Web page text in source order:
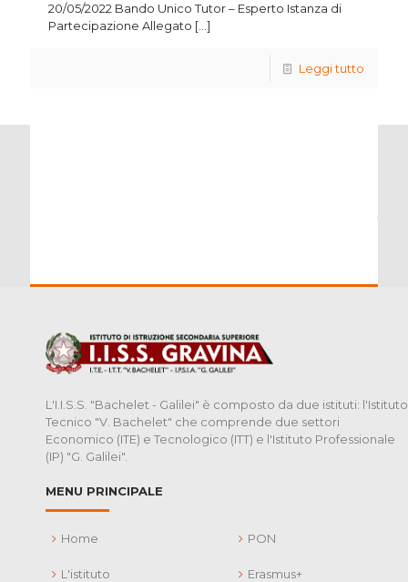
20/05/2022 Bando Unico Tutor – Esperto Istanza di
Partecipazione Allegato […]
Leggi tutto
L'I.I.S.S. "Bachelet - Galilei" è composto da due istituti: l'Istituto
Tecnico "V. Bachelet" che comprende due settori
Economico (ITE) e Tecnologico (ITT) e l'Istituto Professionale
(IP) "G. Galilei".
MENU PRINCIPALE
Home
L'istituto
PON
Erasmus+